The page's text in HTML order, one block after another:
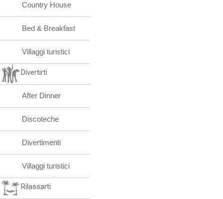
Country House
Bed & Breakfast
Villaggi turistici
Divertirti
After Dinner
Discoteche
Divertimenti
Villaggi turistici
Rilassarti